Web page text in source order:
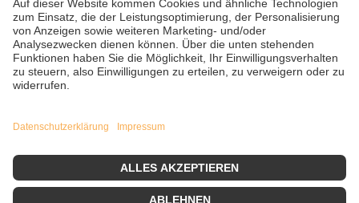
FacebookInstagram
WhatsApp
Vertrag widerrufen